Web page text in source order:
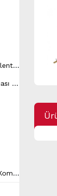
G
LİNZA HOME ® Dokuma Kırlent Modeli
K
apsül, Kalıp & Kalıp Tabancası Çeşitleri
H
avalı El Aletleri Parçaları & Kompresör Yedek Parçaları